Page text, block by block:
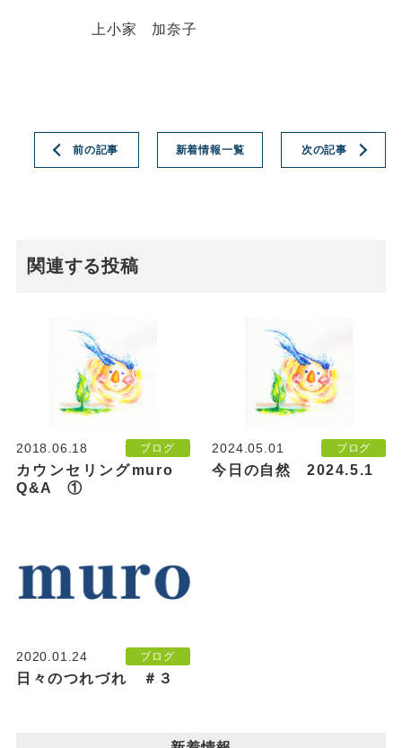
上小家 加奈子
前の記事 次の記事
新着情報一覧
関連する投稿
2018.06.18 ブログ
カウンセリングmuro
Q&A ①
2024.05.01 ブログ
今日の自然 2024.5.1
2020.01.24 ブログ
日々のつれづれ ＃３